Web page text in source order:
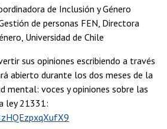
de Inclusión y Género
de personas FEN, Directora
Universidad de Chile
sus opiniones escribiendo a través
abierto durante los dos meses de la
mental: voces y opiniones sobre las
ley 21331: